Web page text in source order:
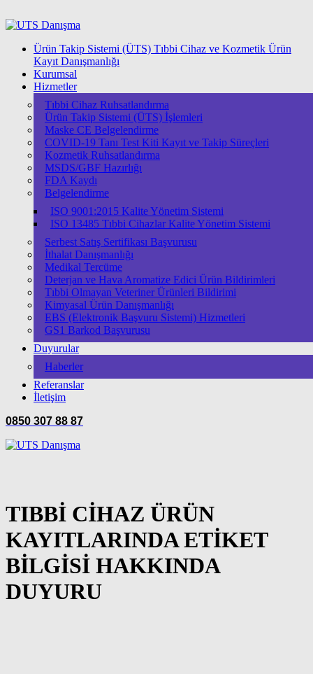
Ürün Takip Sistemi (ÜTS) Tıbbi Cihaz ve Kozmetik Ürün
Kayıt Danışmanlığı
Kurumsal
Hizmetler
Tıbbi Cihaz Ruhsatlandırma
Ürün Takip Sistemi (ÜTS) İşlemleri
Maske CE Belgelendirme
COVID-19 Tanı Test Kiti Kayıt ve Takip Süreçleri
Kozmetik Ruhsatlandırma
MSDS/GBF Hazırlığı
FDA Kaydı
Belgelendirme
ISO 9001:2015 Kalite Yönetim Sistemi
ISО 13485 Tıbbi Cihazlar Kalite Yönetim Sistemi
Serbest Satış Sertifikası Başvurusu
İthalat Danışmanlığı
Medikal Tercüme
Deterjan ve Hava Aromatize Edici Ürün Bildirimleri
Tıbbi Olmayan Veteriner Ürünleri Bildirimi
Kimyasal Ürün Danışmanlığı
EBS (Elektronik Başvuru Sistemi) Hizmetleri
GS1 Barkod Başvurusu
Duyurular
Haberler
Referanslar
İletişim
0850 307 88 87
TIBBİ CİHAZ ÜRÜN
KAYITLARINDA ETİKET
BİLGİSİ HAKKINDA
DUYURU